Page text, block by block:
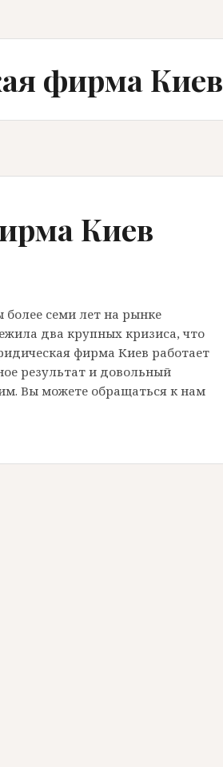
фирма Киев
Киев
семи лет на рынке
два крупных кризиса, что
фирма Киев работает
результат и довольный
Вы можете обращаться к нам